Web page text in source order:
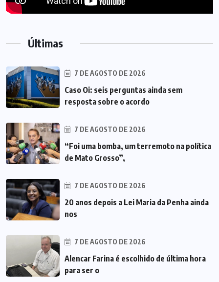
Últimas
7 DE AGOSTO DE 2026
Caso Oi: seis perguntas ainda sem
resposta sobre o acordo
7 DE AGOSTO DE 2026
“Foi uma bomba, um terremoto na política
de Mato Grosso”,
7 DE AGOSTO DE 2026
20 anos depois a Lei Maria da Penha ainda
nos
7 DE AGOSTO DE 2026
Alencar Farina é escolhido de última hora
para ser o